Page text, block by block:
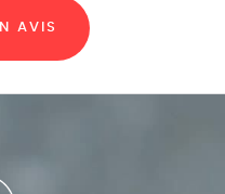
AVIS